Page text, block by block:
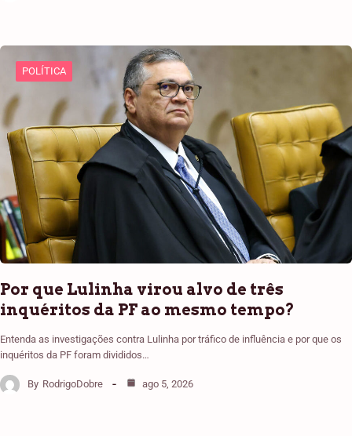
POLÍTICA
Por que Lulinha virou alvo de três
inquéritos da PF ao mesmo tempo?
Entenda as investigações contra Lulinha por tráfico de influência e por que os
inquéritos da PF foram divididos…
By RodrigoDobre ago 5, 2026